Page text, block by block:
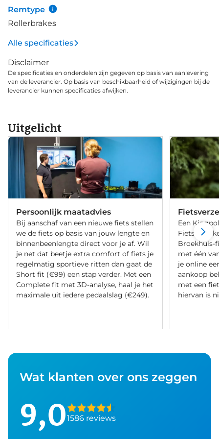
Remtype
Rollerbrakes
Alle specificaties
Disclaimer
De specificaties en onderdelen zijn gegeven op basis van aanlevering
van de leverancier. Op basis van beschikbaarheid of wijzigingen bij de
leverancier kunnen specificaties afwijken.
Uitgelicht
Persoonlijk maatadvies
Bij aanschaf van een nieuwe fiets stellen
we de fiets op basis van jouw lengte en
binnenbeenlengte direct voor je af. Wil
je net dat beetje extra comfort of fiets je
regelmatig sportieve ritten dan gaat de
Short fit (€99) een stap verder. Met een
Complete fit met 3D-analyse, haal je het
maximale uit iedere pedaalslag (€249).
Een
Broekhuis-
met één
je online
aankoop
met een
hiervan is
Wat klanten over ons zeggen
9,01586 reviews